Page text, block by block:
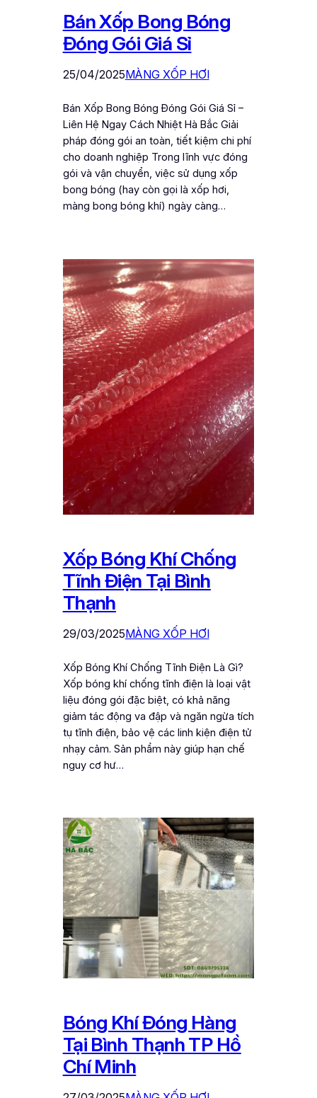
Bán Xốp Bong Bóng
Đóng Gói Giá Sỉ
25/04/2025MÀNG XỐP HƠI
Bán Xốp Bong Bóng Đóng Gói Giá Sỉ –
Liên Hệ Ngay Cách Nhiệt Hà Bắc Giải
pháp đóng gói an toàn, tiết kiệm chi phí
cho doanh nghiệp Trong lĩnh vực đóng
gói và vận chuyển, việc sử dụng xốp
bong bóng (hay còn gọi là xốp hơi,
màng bong bóng khí) ngày càng…
Xốp Bóng Khí Chống
Tĩnh Điện Tại Bình
Thạnh
29/03/2025MÀNG XỐP HƠI
Xốp Bóng Khí Chống Tĩnh Điện Là Gì?
Xốp bóng khí chống tĩnh điện là loại vật
liệu đóng gói đặc biệt, có khả năng
giảm tác động va đập và ngăn ngừa tích
tụ tĩnh điện, bảo vệ các linh kiện điện tử
nhạy cảm. Sản phẩm này giúp hạn chế
nguy cơ hư…
Bóng Khí Đóng Hàng
Tại Bình Thạnh TP Hồ
Chí Minh